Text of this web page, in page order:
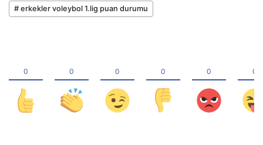
# erkekler voleybol 1.lig puan durumu